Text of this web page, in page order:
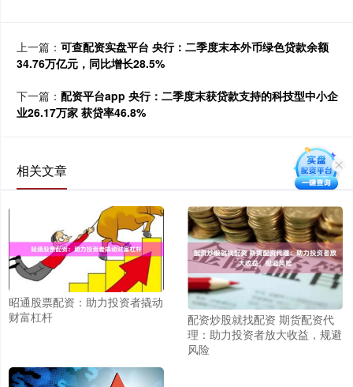
上一篇： 可查配资实盘平台 央行：二季度末本外币绿色贷款余额
34.76万亿元，同比增长28.5%
下一篇： 配资平台app 央行：二季度末获贷款支持的科技型中小企
业26.17万家 获贷率46.8%
相关文章
昭通股票配资：助力投资者撬动
财富杠杆
配资炒股就找配资 期货配资代
理：助力投资者放大收益，规避
风险